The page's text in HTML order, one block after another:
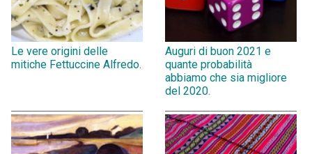
Le vere origini delle
mitiche Fettuccine Alfredo.
Auguri di buon 2021 e
quante probabilità
abbiamo che sia migliore
del 2020.